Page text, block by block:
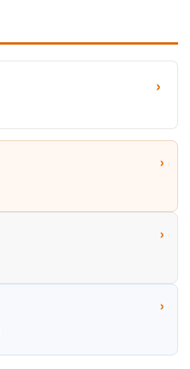
›
›
›
›